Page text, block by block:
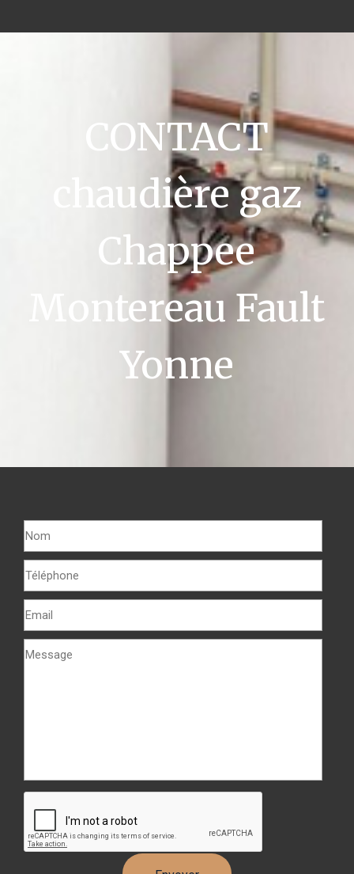
CONTACT
chaudière gaz
Chappee
Montereau Fault
Yonne